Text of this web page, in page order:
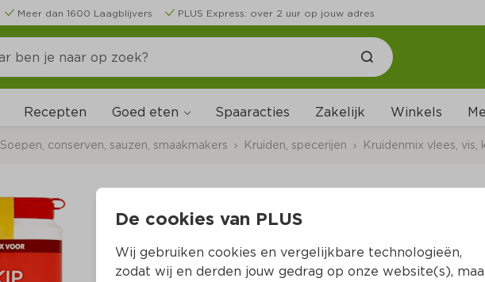
Meer dan 1600 Laagblijvers PLUS Express: over 2 uur op jouw adres
Recepten Goed eten Spaaracties Zakelijk Winkels
Soepen, conserven, sauzen, smaakmakers Kruiden, specerijen Kruidenmix vlees, vis,
Verstegen Mix voor
Per Pot 210 g  (per kilo €23.76)
De cookies van PLUS
Wij gebruiken cookies en vergelijkbare technologieën,
zodat wij en derden jouw gedrag op onze website(s),